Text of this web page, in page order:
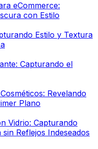
eCommerce:
con Estilo
Estilo y Textura
Capturando el
Revelando
Plano
Vidrio: Capturando
Reflejos Indeseados